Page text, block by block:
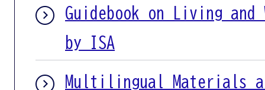
Guidebook on Living and
by ISA
Multilingual Materials